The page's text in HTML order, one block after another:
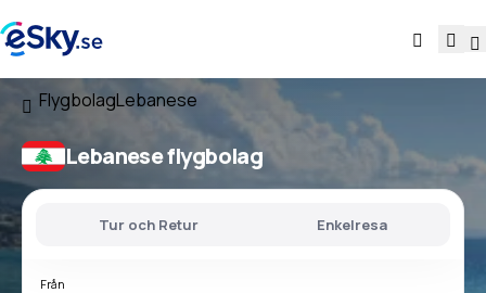
FlygbolagLebanese
Lebanese flygbolag
Tur och Retur Enkelresa
Från